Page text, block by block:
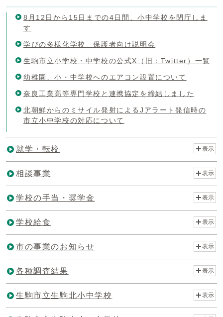
8月12日から15日までの4日間、小中学校を閉庁しま
す
学びの多様化学校 保護者向け説明会
生駒市立小学校・中学校の公式X（旧：Twitter）一覧
幼稚園、小・中学校へのエアコン設置について
奈良工業高等専門学校と連携協定を締結しました
北朝鮮からのミサイル発射によるJアラート発信時の
市立小中学校の対応について
就学・転校 表示
相談事業 表示
学校の手当・奨学金 表示
学校給食 表示
市の事業のお知らせ 表示
各種調査結果 表示
生駒市立生駒北小中学校 表示